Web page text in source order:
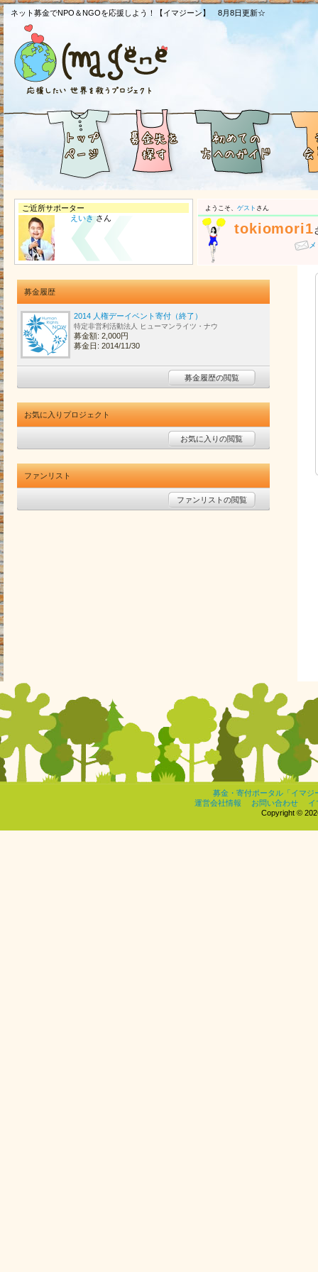
ネット募金でNPO＆NGOを応援しよう！【イマジーン】 8月8日更新☆
ご近所サポーター
えいきさん
ようこそ、 ゲスト さん
tokiomori1
募金履歴
2014 人権デーイベント寄付（終了）
特定非営利活動法人 ヒューマンライツ・ナウ
募金額: 2,000円
募金日: 2014/11/30
募金履歴の閲覧
お気に入りプロジェクト
お気に入りの閲覧
ファンリスト
ファンリストの閲覧
募金・寄付ポータル「イマジ
運営会社情報
お問い合わせ
イ
Copyright ©